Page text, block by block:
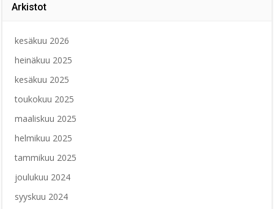
Arkistot
kesäkuu 2026
heinäkuu 2025
kesäkuu 2025
toukokuu 2025
maaliskuu 2025
helmikuu 2025
tammikuu 2025
joulukuu 2024
syyskuu 2024